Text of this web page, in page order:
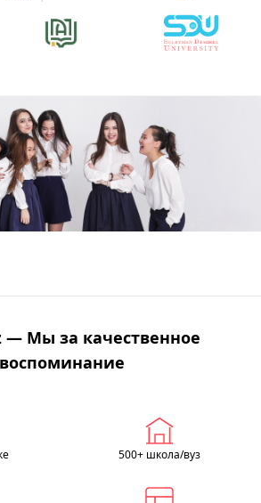
— Мы за качественное
воспоминание
500+ школа/вуз